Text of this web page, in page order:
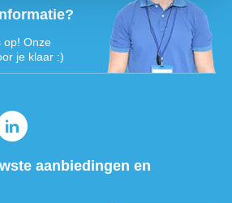
op! Onze
je klaar :)
aanbiedingen en